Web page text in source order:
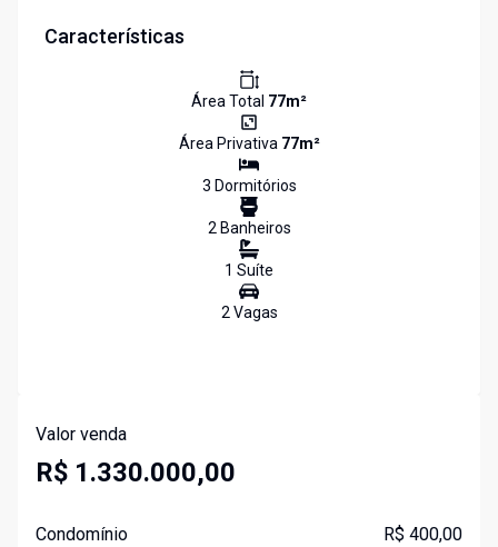
Características
Área Total 77m²
Área Privativa 77m²
3 Dormitórios
2Banheiros
1 Suíte
2Vagas
Valor venda
R$ 1.330.000,00
Condomínio R$ 400,00